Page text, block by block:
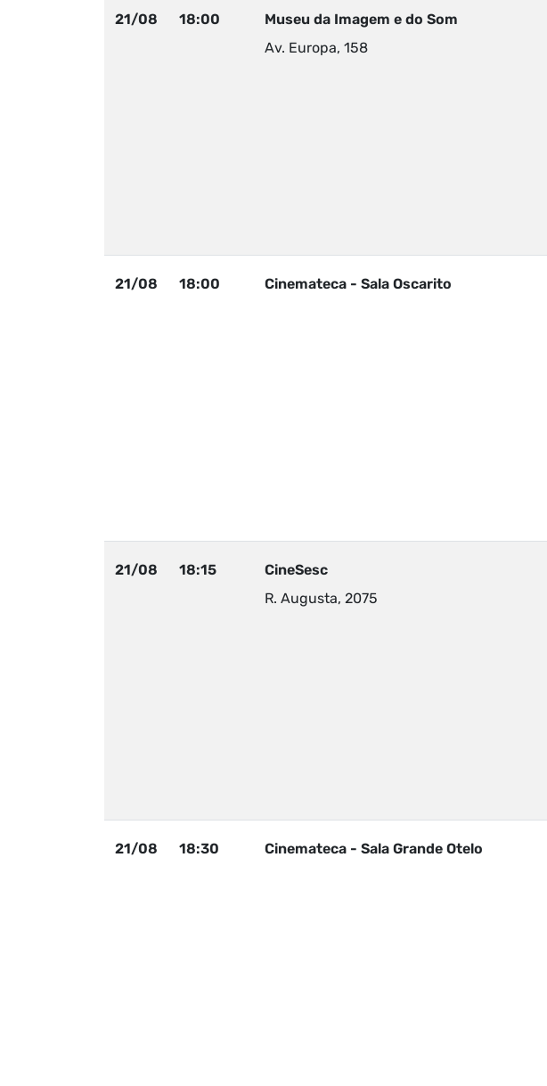
21/08 18:00
Museu da Imagem e do Som
Av. Europa, 158
21/08 18:00 Cinemateca - Sala Oscarito
21/08 18:15
CineSesc
R. Augusta, 2075
21/08 18:30 Cinemateca - Sala Grande Otelo